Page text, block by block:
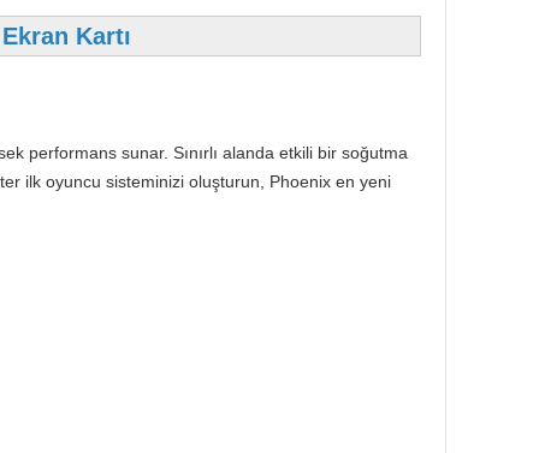
Kartı
performans sunar. Sınırlı alanda etkili bir soğutma
ilk oyuncu sisteminizi oluşturun, Phoenix en yeni